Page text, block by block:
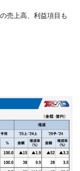
売上高、利益項目も